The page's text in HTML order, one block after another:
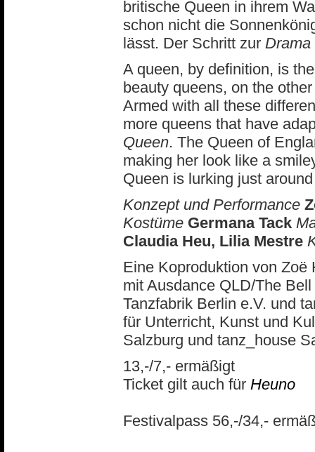
britische Queen in ihrem
schon nicht die
lässt. Der Schritt zur Drama
A queen, by definition, is
beauty queens, on the
Armed with all these
more queens that have
Queen. The Queen of
making her look like a
Queen is lurking just
Konzept und Performance
Kostüme Germana Tack
Claudia Heu, Lilia Mestre
Eine Koproduktion von Zoë
mit Ausdance QLD/The
Tanzfabrik Berlin e.V. und
für Unterricht, Kunst und
Salzburg und tanz_house
13,-/7,- ermäßigt
Ticket gilt auch für Heuno
Festivalpass 56,-/34,-